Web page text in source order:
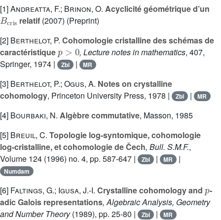
[1]Andreatta, F.; Brinon, O. Acyclicité géométrique d’un
Bcris
relatif(2007) (Preprint)
[2] Berthelot, P. Cohomologie cristalline des schémas de
caractéristique
p>0
, Lecture notes in mathematics, 407,
Springer, 1974 |
Zbl | MR
[3] Berthelot, P.; Ogus, A. Notes on crystalline
cohomology, Princeton University Press, 1978 | Zbl | MR
[4] Bourbaki, N. Algèbre commutative, Masson, 1985
[5] Breuil, C. Topologie log-syntomique, cohomologie
log-cristalline, et cohomologie de Čech, Bull. S.M.F.,
Volume 124 (1996) no. 4, pp. 587-647 | Zbl | MR |
Numdam
[6] Faltings, G.; Igusa, J.-I. Crystalline cohomology and
-
adic Galois representations, Algebraic Analysis, Geometry
and Number Theory(1989), pp. 25-80 | Zbl | MR